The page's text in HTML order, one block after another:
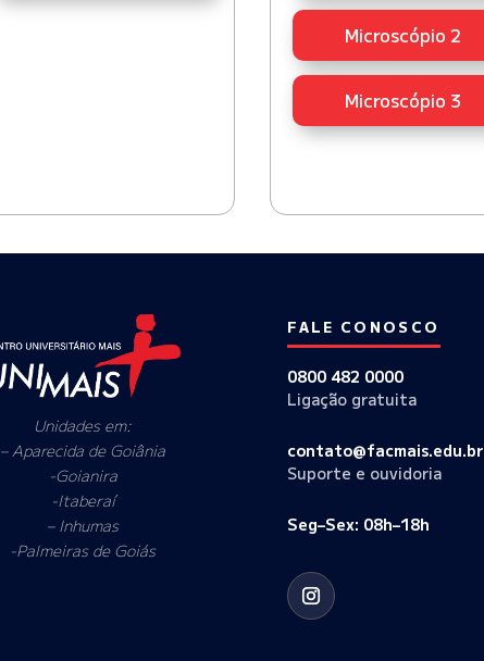
Microscópio 2
Microscópio 3
Unidades em:
– Aparecida de Goiânia
-Goianira
-Itaberaí
– Inhumas
-Palmeiras de Goiás
FALE CONOSCO
0800 482 0000
Ligação gratuita
contato@facmais.edu.br
Suporte e ouvidoria
Seg–Sex: 08h–18h